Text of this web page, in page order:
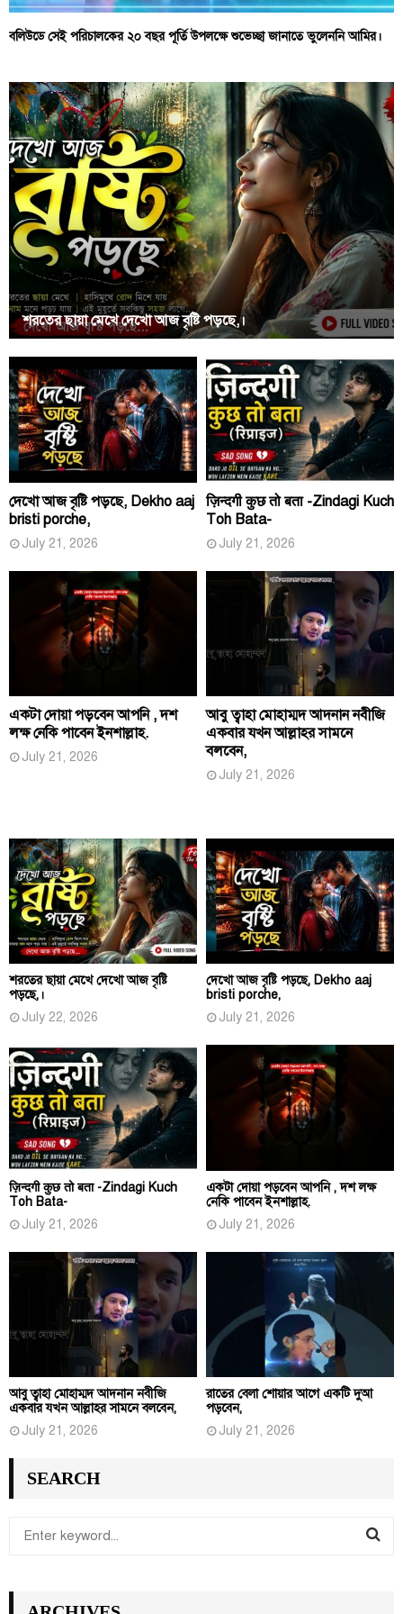
বলিউডে সেই পরিচালকের ২০ বছর পূর্তি উপলক্ষে শুভেচ্ছা জানাতে ভুলেননি আমির।
শরতের ছায়া মেখে দেখো আজ বৃষ্টি পড়ছে,।
দেখো আজ বৃষ্টি পড়ছে, Dekho aaj
bristi porche,
July 21, 2026
ज़िन्दगी कुछ तो बता -Zindagi Kuch
Toh Bata-
July 21, 2026
একটা দোয়া পড়বেন আপনি , দশ
লক্ষ নেকি পাবেন ইনশাল্লাহ.
July 21, 2026
আবু ত্বাহা মোহাম্মদ আদনান নবীজি
একবার যখন আল্লাহর সামনে
বলবেন,
July 21, 2026
শরতের ছায়া মেখে দেখো আজ বৃষ্টি
পড়ছে,।
July 22, 2026
দেখো আজ বৃষ্টি পড়ছে, Dekho aaj
bristi porche,
July 21, 2026
ज़िन्दगी कुछ तो बता -Zindagi Kuch
Toh Bata-
July 21, 2026
একটা দোয়া পড়বেন আপনি , দশ লক্ষ
নেকি পাবেন ইনশাল্লাহ.
July 21, 2026
আবু ত্বাহা মোহাম্মদ আদনান নবীজি
একবার যখন আল্লাহর সামনে বলবেন,
July 21, 2026
রাতের বেলা শোয়ার আগে একটি দুআ
পড়বেন,
July 21, 2026
SEARCH
r